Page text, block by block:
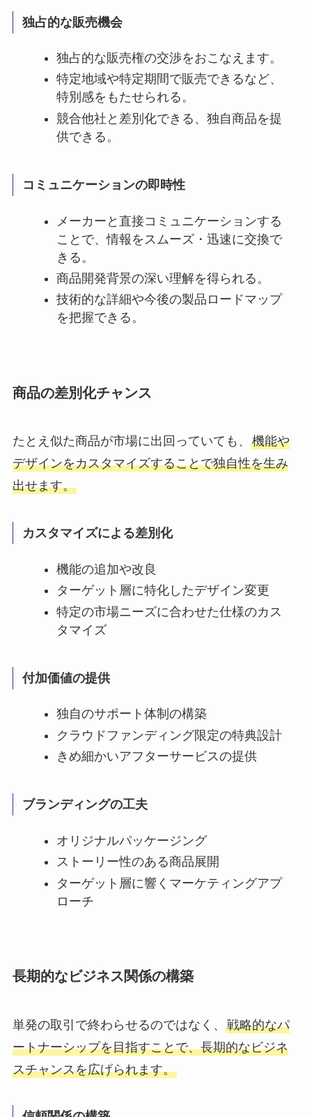
独占的な販売機会
独占的な販売権の交渉をおこなえます。
特定地域や特定期間で販売できるなど、
特別感をもたせられる。
競合他社と差別化できる、独自商品を提
供できる。
コミュニケーションの即時性
メーカーと直接コミュニケーションする
ことで、情報をスムーズ・迅速に交換で
きる。
商品開発背景の深い理解を得られる。
技術的な詳細や今後の製品ロードマップ
を把握できる。
商品の差別化チャンス
たとえ似た商品が市場に出回っていても、 機能や
デザインをカスタマイズすることで独自性を生み
出せます。
カスタマイズによる差別化
機能の追加や改良
ターゲット層に特化したデザイン変更
特定の市場ニーズに合わせた仕様のカス
タマイズ
付加価値の提供
独自のサポート体制の構築
クラウドファンディング限定の特典設計
きめ細かいアフターサービスの提供
ブランディングの工夫
オリジナルパッケージング
ストーリー性のある商品展開
ターゲット層に響くマーケティングアプ
ローチ
長期的なビジネス関係の構築
単発の取引で終わらせるのではなく、 戦略的なパ
ートナーシップを目指すことで、長期的なビジネ
スチャンスを広げられます。